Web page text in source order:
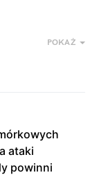
POKAŻ
ataki
powinni